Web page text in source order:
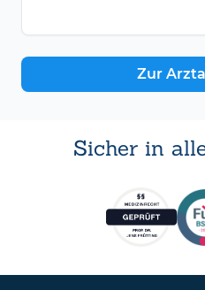
Zur
Sicher in